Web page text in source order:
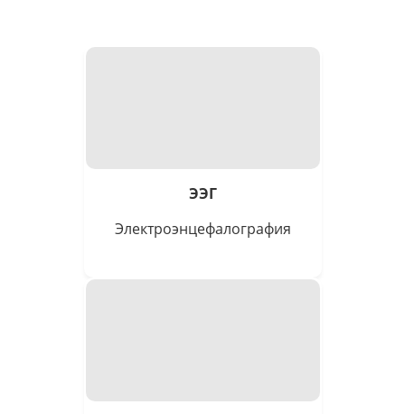
ЭЭГ
Электро­энцефалография